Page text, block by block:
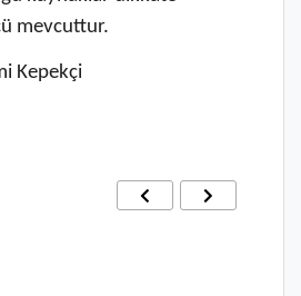
mevcuttur.
Kepekçi